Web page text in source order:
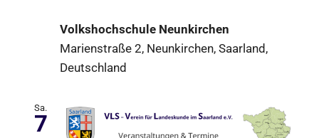
Volkshochschule Neunkirchen
Marienstraße 2, Neunkirchen, Saarland,
Deutschland
Sa.
7